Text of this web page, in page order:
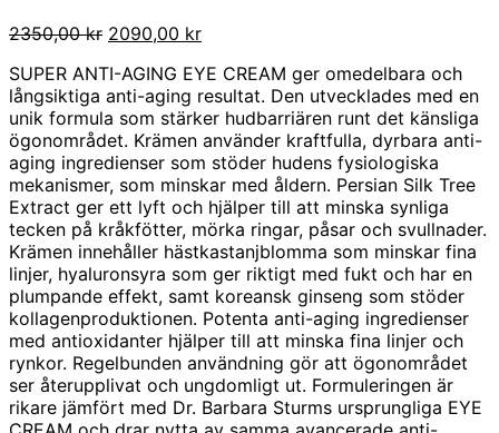
2350,00kr Det
priset
var:
2350,00 kr.
2090,00 krDet
priset
är:
2090,00 kr.
SUPER ANTI-AGING EYE CREAM ger omedelbara och
långsiktiga anti-aging resultat. Den utvecklades med en
unik formula som stärker hudbarriären runt det känsliga
ögonområdet. Krämen använder kraftfulla, dyrbara anti-
aging ingredienser som stöder hudens fysiologiska
mekanismer, som minskar med åldern. Persian Silk Tree
Extract ger ett lyft och hjälper till att minska synliga
tecken på kråkfötter, mörka ringar, påsar och svullnader.
Krämen innehåller hästkastanjblomma som minskar fina
linjer, hyaluronsyra som ger riktigt med fukt och har en
plumpande effekt, samt koreansk ginseng som stöder
kollagenproduktionen. Potenta anti-aging ingredienser
med antioxidanter hjälper till att minska fina linjer och
rynkor. Regelbunden användning gör att ögonområdet
ser återupplivat och ungdomligt ut. Formuleringen är
rikare jämfört med Dr. Barbara Sturms ursprungliga EYE